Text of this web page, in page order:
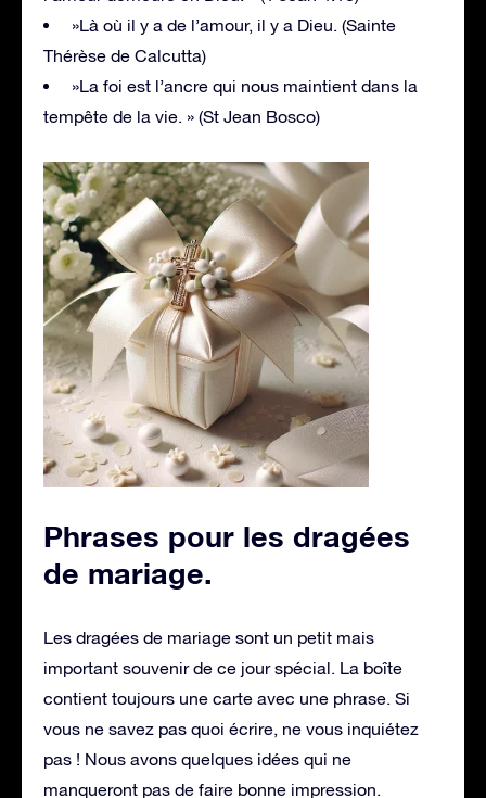
»Là où il y a de l’amour, il y a Dieu. (Sainte
Thérèse de Calcutta)
»La foi est l’ancre qui nous maintient dans la
tempête de la vie. » (St Jean Bosco)
Phrases pour les dragées
de mariage.
Les dragées de mariage sont un petit mais
important souvenir de ce jour spécial. La boîte
contient toujours une carte avec une phrase. Si
vous ne savez pas quoi écrire, ne vous inquiétez
pas ! Nous avons quelques idées qui ne
manqueront pas de faire bonne impression.